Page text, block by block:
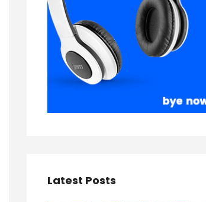
Latest Posts